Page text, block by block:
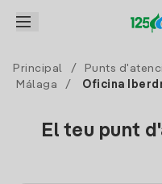
Principal / Punts
Málaga
/ Oficina
El teu punt